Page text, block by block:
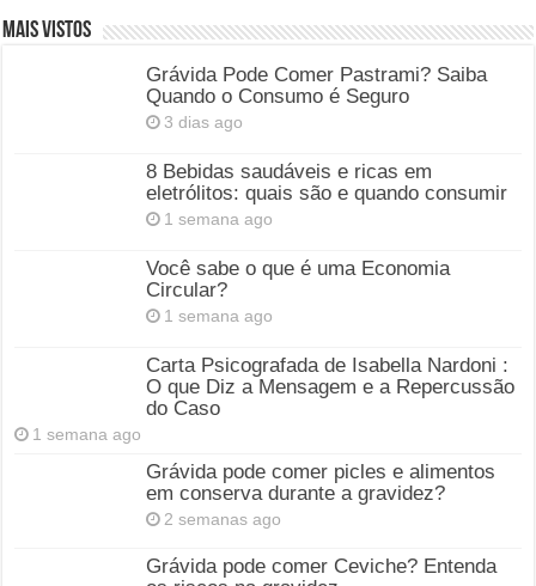
Mais Vistos
Grávida Pode Comer Pastrami? Saiba
Quando o Consumo é Seguro
3 dias ago
8 Bebidas saudáveis e ricas em
eletrólitos: quais são e quando consumir
1 semana ago
Você sabe o que é uma Economia
Circular?
1 semana ago
Carta Psicografada de Isabella Nardoni :
O que Diz a Mensagem e a Repercussão
do Caso
1 semana ago
Grávida pode comer picles e alimentos
em conserva durante a gravidez?
2 semanas ago
Grávida pode comer Ceviche? Entenda